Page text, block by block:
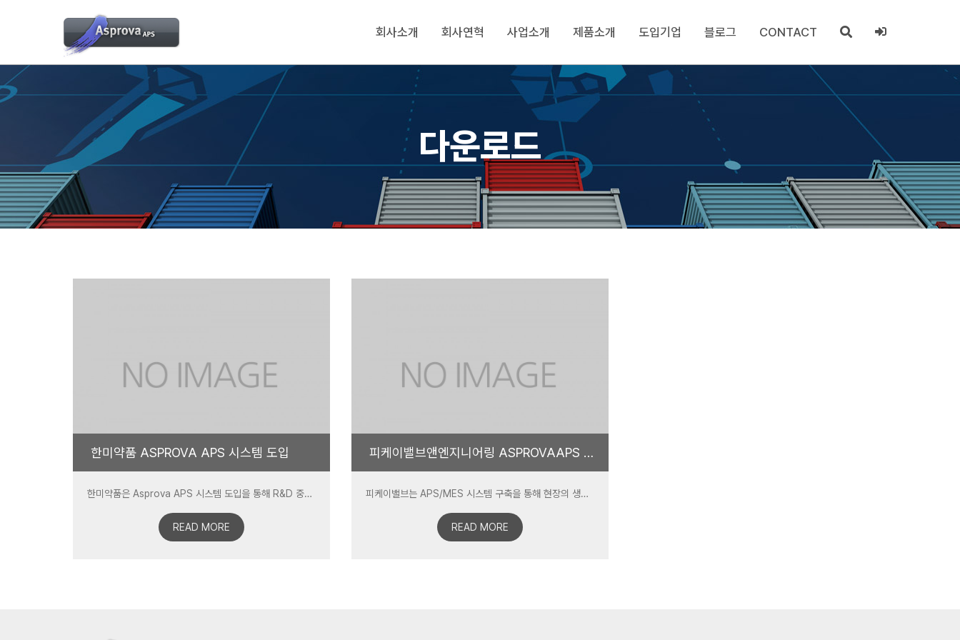
회사소개 회사연혁 사업소개 제품소개 도입기업 블로그 CONTACT
다운로드
한미약품 ASPROVA APS 시스템 도입
한미약품은 Asprova APS 시스템 도입을 통해 R&D 중심 제약사의 특성에 맞는 민첩하고 정밀한 생산계획 체계를 구축하였으며, 이는 글로벌 경쟁력 강화를 위한 생산관리 IT 인프라 고도화의 모 범사례로 자리매김하고 있습니다.
READ MORE
피케이밸브앤엔지니어링 ASPROVAAPS 구축 사례
피케이밸브는 APS/MES 시스템 구축을 통해 현장의 생산일정과 물류 흐름을 원활히 하고, 각종 이력관리, 생산집계 / 분석처리 등을 관리자 및 작업자에게 적기에 제공함으로 생산성 향상, 원가절감, 품질향상 및 고객서비스 대응을 목표로 구축을 시작 하였습니다.
READ MORE